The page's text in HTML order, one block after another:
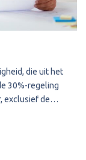
die uit het
30%-regeling
exclusief de